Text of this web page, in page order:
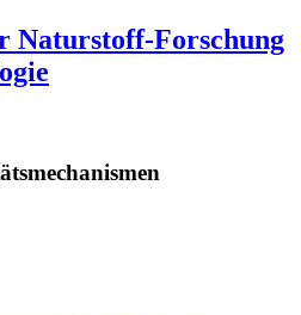
Naturstoff-Forschung